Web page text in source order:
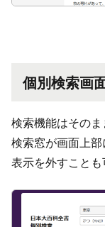
個別検索画
検索機能はそのま
検索窓が画面上
表示を外すことも